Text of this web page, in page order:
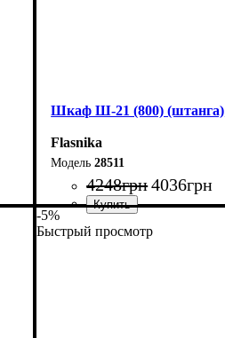
Шкаф Ш-21 (800) (штанга)
Flasnika
28511
4248грн4036грн
-5%
Быстрый просмотр